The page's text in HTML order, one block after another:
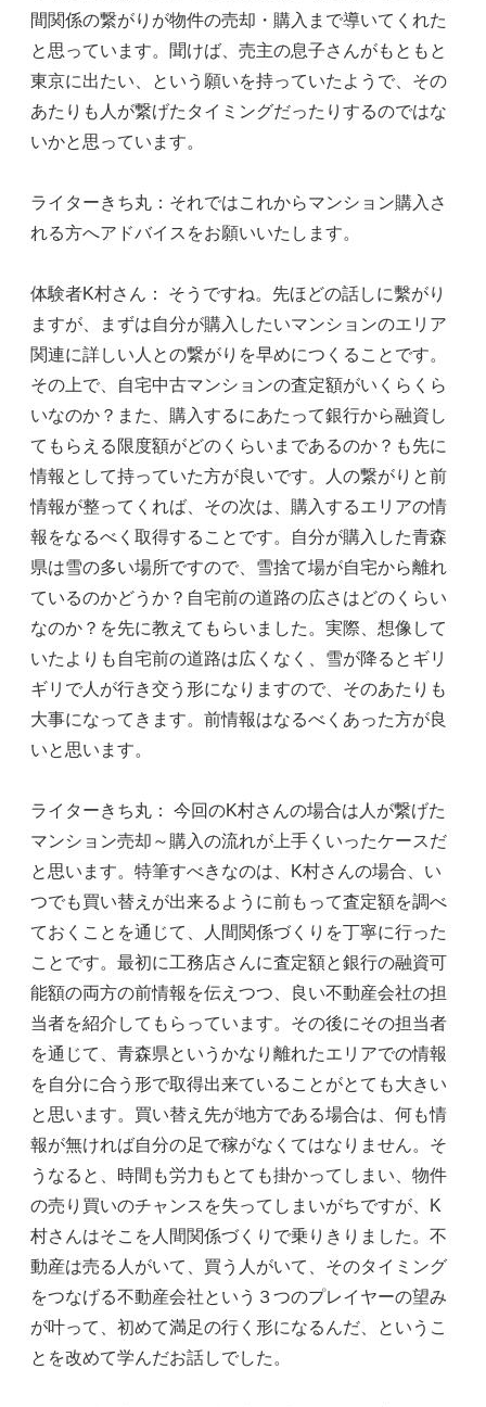
間関係の繋がりが物件の売却・購入まで導いてくれた
と思っています。聞けば、売主の息子さんがもともと
東京に出たい、という願いを持っていたようで、その
あたりも人が繋げたタイミングだったりするのではな
いかと思っています。
ライターきち丸：それではこれからマンション購入さ
れる方へアドバイスをお願いいたします。
体験者K村さん： そうですね。先ほどの話しに繫がり
ますが、まずは自分が購入したいマンションのエリア
関連に詳しい人との繋がりを早めにつくることです。
その上で、自宅中古マンションの査定額がいくらくら
いなのか？また、購入するにあたって銀行から融資し
てもらえる限度額がどのくらいまであるのか？も先に
情報として持っていた方が良いです。人の繋がりと前
情報が整ってくれば、その次は、購入するエリアの情
報をなるべく取得することです。自分が購入した青森
県は雪の多い場所ですので、雪捨て場が自宅から離れ
ているのかどうか？自宅前の道路の広さはどのくらい
なのか？を先に教えてもらいました。実際、想像して
いたよりも自宅前の道路は広くなく、雪が降るとギリ
ギリで人が行き交う形になりますので、そのあたりも
大事になってきます。前情報はなるべくあった方が良
いと思います。
ライターきち丸： 今回のK村さんの場合は人が繋げた
マンション売却～購入の流れが上手くいったケースだ
と思います。特筆すべきなのは、K村さんの場合、い
つでも買い替えが出来るように前もって査定額を調べ
ておくことを通じて、人間関係づくりを丁寧に行った
ことです。最初に工務店さんに査定額と銀行の融資可
能額の両方の前情報を伝えつつ、良い不動産会社の担
当者を紹介してもらっています。その後にその担当者
を通じて、青森県というかなり離れたエリアでの情報
を自分に合う形で取得出来ていることがとても大きい
と思います。買い替え先が地方である場合は、何も情
報が無ければ自分の足で稼がなくてはなりません。そ
うなると、時間も労力もとても掛かってしまい、物件
の売り買いのチャンスを失ってしまいがちですが、K
村さんはそこを人間関係づくりで乗りきりました。不
動産は売る人がいて、買う人がいて、そのタイミング
をつなげる不動産会社という３つのプレイヤーの望み
が叶って、初めて満足の行く形になるんだ、というこ
とを改めて学んだお話しでした。